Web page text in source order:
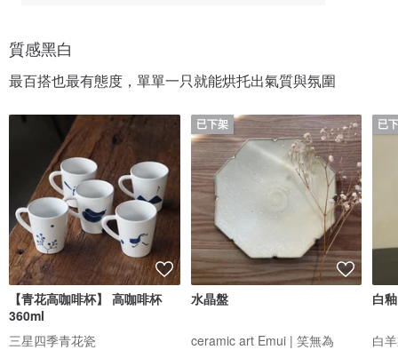
質感黑白
最百搭也最有態度，單單一只就能烘托出氣質與氛圍
【青花高咖啡杯】 高咖啡杯
360ml
三星四季青花瓷
已下架
水晶盤
ceramic art Emui | 笑無為
已
白
白